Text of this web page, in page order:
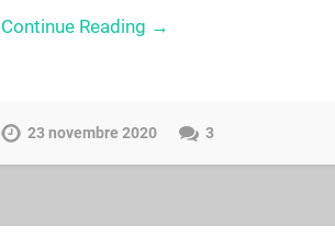
Continue Reading →
23 novembre 2020 3